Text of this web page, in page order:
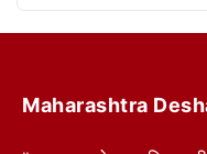
Maharashtra